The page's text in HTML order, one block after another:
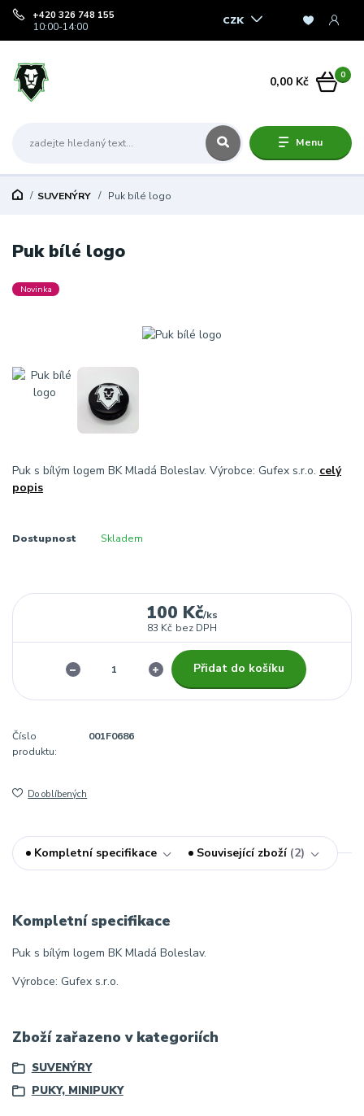
Menu
CZK
+420 326 748 155
10:00-14:00
0
0,00 Kč
SUVENÝRY Puk bílé logo
Puk bílé logo
Novinka
Puk s bílým logem BK Mladá Boleslav. Výrobce: Gufex s.r.o. celý
popis
Dostupnost Skladem
100 Kč/ks
83 Kč bez DPH
Přidat do košíku
Číslo
produktu:
001F0686
Do oblíbených
Kompletní specifikace Související zboží 2
Kompletní specifikace
Puk s bílým logem BK Mladá Boleslav.
Výrobce: Gufex s.r.o.
Zboží zařazeno v kategoriích
SUVENÝRY
PUKY, MINIPUKY